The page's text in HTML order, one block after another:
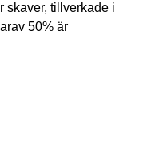
skaver, tillverkade i
50% är